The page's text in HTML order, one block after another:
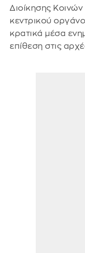
Διοίκησης
κεντρικού
κρατικά μέσα
επίθεση στις